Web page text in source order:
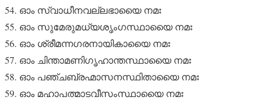
ഓം സ്വാധീനവല്ലഭായൈ നമഃ
ഓം സുമേരുമധ്യശൃംഗസ്ഥായൈ നമഃ
ഓം ശ്രീമന്നഗരനായികായൈ നമഃ
ഓം ചിന്താമണിഗൃഹാന്തസ്ഥായൈ നമഃ
ഓം പഞ്ചബ്രഹ്മാസനസ്ഥിതായൈ നമഃ
ഓം മഹാപത്മാടവീസംസ്ഥായൈ നമഃ